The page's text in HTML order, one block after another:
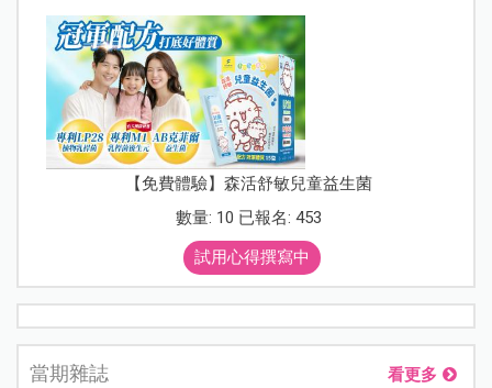
【免費體驗】森活舒敏兒童益生菌
數量: 10 已報名: 453
試用心得撰寫中
當期雜誌 看更多